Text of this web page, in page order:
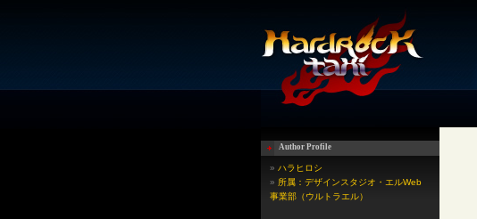
Author Profile
» ハラヒロシ
» 所属：デザインスタジオ・エルWeb
事業部（ウルトラエル）